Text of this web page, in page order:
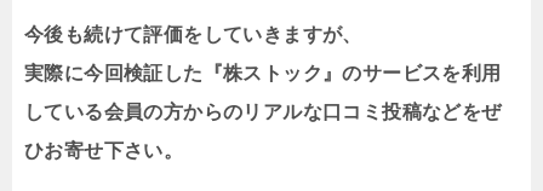
今後も続けて評価をしていきますが、
実際に今回検証した『株ストック 』のサービスを利用
している会員の方からのリアルな口コミ投稿などをぜ
ひお寄せ下さい。